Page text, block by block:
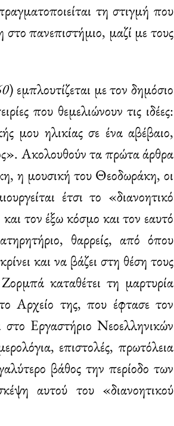
τη στιγμή που
στο πανεπιστήμιο, μαζί με τους
) εμπλουτίζεται με τον δημόσιο
που θεμελιώνουν τις ιδέες:
μου ηλικίας σε ένα αβέβαιο,
Ακολουθούν τα πρώτα άρθρα
η μουσική του Θεοδωράκη, οι
έτσι το «διανοητικό
τον έξω κόσμο και τον εαυτό
θαρρείς, από όπου
και να βάζει στη θέση τους
καταθέτει τη μαρτυρία
Αρχείο της, που έφτασε τον
Εργαστήριο Νεοελληνικών
επιστολές, πρωτόλεια
βάθος την περίοδο των
αυτού του «διανοητικού